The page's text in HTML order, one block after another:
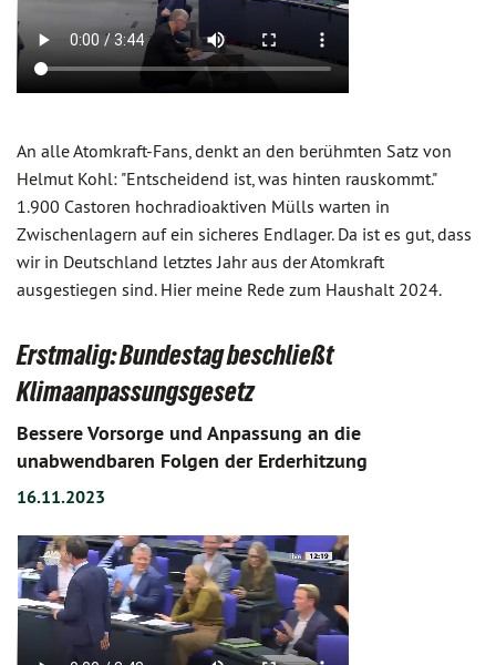
An alle Atomkraft-Fans, denkt an den berühmten Satz von
Helmut Kohl: "Entscheidend ist, was hinten rauskommt."
1.900 Castoren hochradioaktiven Mülls warten in
Zwischenlagern auf ein sicheres Endlager. Da ist es gut, dass
wir in Deutschland letztes Jahr aus der Atomkraft
ausgestiegen sind. Hier meine Rede zum Haushalt 2024.
Erstmalig: Bundestag beschließt
Klimaanpassungsgesetz
Bessere Vorsorge und Anpassung an die
unabwendbaren Folgen der Erderhitzung
16.11.2023